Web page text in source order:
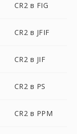
CR2 в FIG
CR2 в JFIF
CR2 в JIF
CR2 в PS
CR2 в PPM